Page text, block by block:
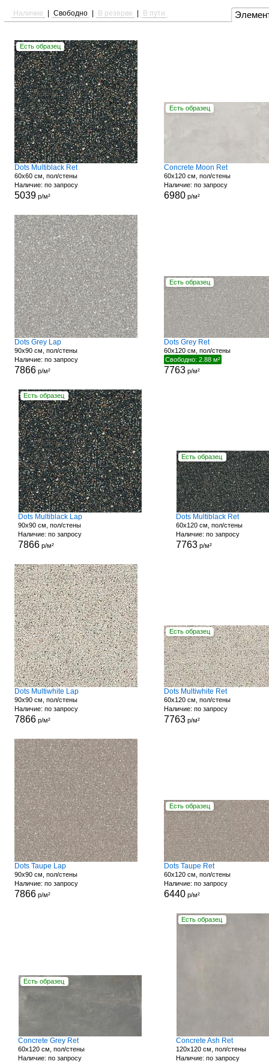
Наличие Свободно В резерве В пути
Есть образец
Dots Multiblack Ret
60x60 см, пол/стены
Наличие: по запросу
5039р/м²
Есть образец
Concrete Moon Ret
60x120 см, пол/стены
Наличие: по запросу
6980р/м²
Dots Grey Lap
90x90 см, пол/стены
Наличие: по запросу
7866р/м²
Есть образец
Dots Grey Ret
60x120 см, пол/стены
Свободно: 2.88 м²
7763р/м²
Есть образец
Dots Multiblack Lap
90x90 см, пол/стены
Наличие: по запросу
7866 р/м²
Есть образец
Dots Multiblack Ret
60x120 см, пол/стены
Наличие: по запросу
7763 р/м²
Dots Multiwhite Lap
90x90 см, пол/стены
Наличие: по запросу
7866р/м²
Есть образец
Dots Multiwhite Ret
60x120 см, пол/стены
Наличие: по запросу
7763р/м²
Dots Taupe Lap
90x90 см, пол/стены
Наличие: по запросу
7866р/м²
Есть образец
Dots Taupe Ret
60x120 см, пол/стены
Наличие: по запросу
6440р/м²
Есть образец
Concrete Grey Ret
60x120 см, пол/стены
Наличие: по запросу
Есть образец
Concrete Ash Ret
120x120 см, пол/стены
Наличие: по запросу